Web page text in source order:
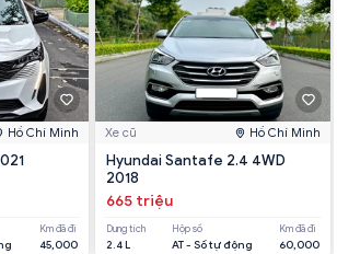
Hồ Chí Minh
Km đã đi
45,000
Xe cũ Hồ Chí Minh
Hyundai Santafe 2.4 4WD
2018
665 triệu
Dung tích
2.4 L
Hộp số
AT - Số tự động
Km đã đi
60,000